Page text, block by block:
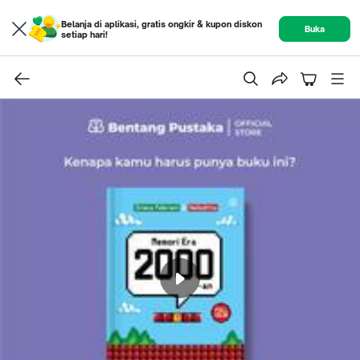
Belanja di aplikasi, gratis ongkir & kupon diskon
setiap hari!
Buka